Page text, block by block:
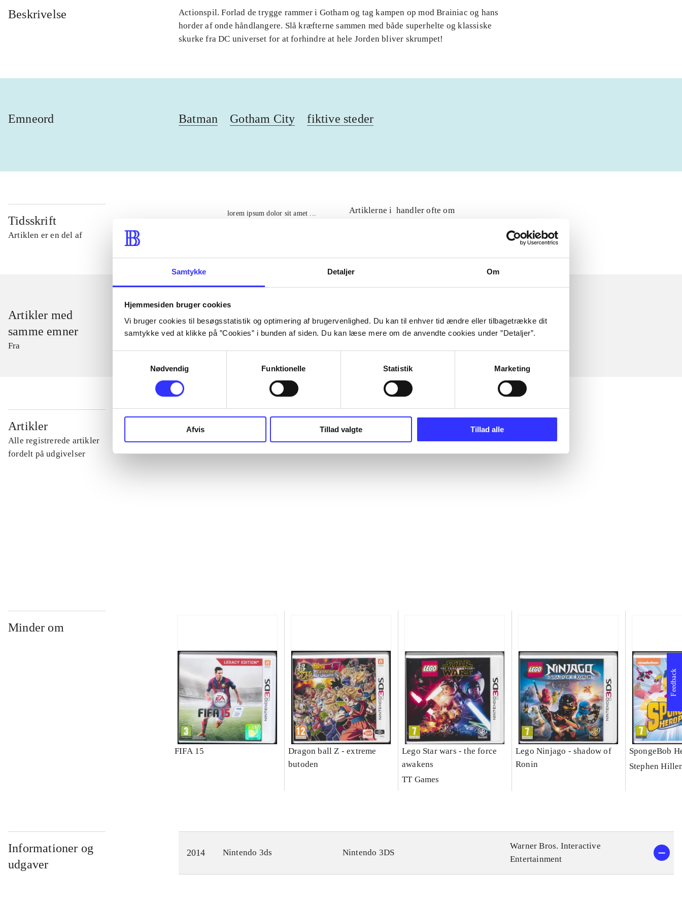
Samtykke Detaljer Om
Hjemmesiden bruger cookies
Vi bruger cookies til besøgsstatistik og optimering af brugervenlighed. Du kan til enhver tid ændre eller tilbagetrække dit
samtykke ved at klikke på ”Cookies” i bunden af siden. Du kan læse mere om de anvendte cookies under ”Detaljer”.
Nødvendig
Funktionelle Statistik Marketing
Afvis Tillad valgte Tillad alle
Beskrivelse
Actionspil. Forlad de trygge rammer i Gotham og tag kampen op mod Brainiac og hans
horder af onde håndlangere. Slå kræfterne sammen med både superhelte og klassiske
skurke fra DC universet for at forhindre at hele Jorden bliver skrumpet!
Emneord Batman Gotham City fiktive steder
Tidsskrift
Artiklen er en del af
lorem ipsum dolor sit amet ...
Artiklerne i handler ofte om
Artikler med
samme emner
Fra
Artikler
Alle registrerede artikler
fordelt på udgivelser
...
...
Minder om
FIFA 15
Dragon ball Z - extreme
butoden
Lego Star wars - the force
awakens
TT Games
Lego Ninjago - shadow of
Ronin
SpongeBob
Stephen
Informationer og
udgaver
2014 Nintendo 3ds Nintendo 3DS
Warner Bros. Interactive
Entertainment
Feedback